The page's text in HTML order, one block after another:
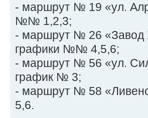
- маршрут № 19 «ул.
№№ 1,2,3;
- маршрут № 26 «Завод
графики №№ 4,5,6;
- маршрут № 56 «ул.
график № 3;
- маршрут № 58
5,6.